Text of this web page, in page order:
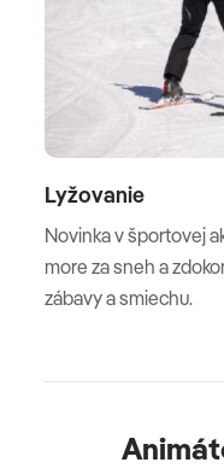
Lyžovanie
Novinka v športovej
more za sneh a
zábavy a smiechu.